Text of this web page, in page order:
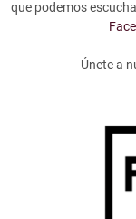
que podemos
Únete a